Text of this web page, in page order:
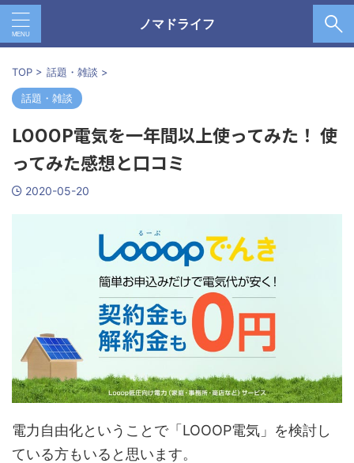
ノマドライフ
TOP > 話題・雑談 >
話題・雑談
LOOOP電気を一年間以上使ってみた！ 使
ってみた感想と口コミ
2020-05-20
電力自由化ということで「LOOOP電気」を検討し
ている方もいると思います。